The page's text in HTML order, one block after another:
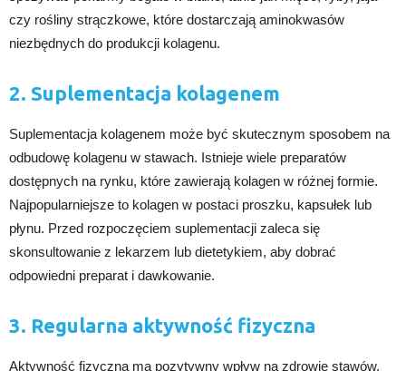
czy rośliny strączkowe, które dostarczają aminokwasów
niezbędnych do produkcji kolagenu.
2. Suplementacja kolagenem
Suplementacja kolagenem może być skutecznym sposobem na
odbudowę kolagenu w stawach. Istnieje wiele preparatów
dostępnych na rynku, które zawierają kolagen w różnej formie.
Najpopularniejsze to kolagen w postaci proszku, kapsułek lub
płynu. Przed rozpoczęciem suplementacji zaleca się
skonsultowanie z lekarzem lub dietetykiem, aby dobrać
odpowiedni preparat i dawkowanie.
3. Regularna aktywność fizyczna
Aktywność fizyczna ma pozytywny wpływ na zdrowie stawów.